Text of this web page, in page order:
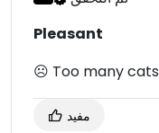
Pleasant
☹ Too many cats
مفيد